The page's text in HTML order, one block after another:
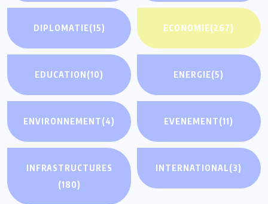
DIPLOMATIE(15) ECONOMIE(267)
EDUCATION(10) ENERGIE(5)
ENVIRONNEMENT(4) EVENEMENT(11)
INFRASTRUCTURES
(180)
INTERNATIONAL(3)